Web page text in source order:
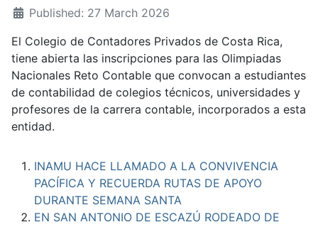
Published: 27 March 2026
El Colegio de Contadores Privados de Costa Rica,
tiene abierta las inscripciones para las Olimpiadas
Nacionales Reto Contable que convocan a estudiantes
de contabilidad de colegios técnicos, universidades y
profesores de la carrera contable, incorporados a esta
entidad.
INAMU HACE LLAMADO A LA CONVIVENCIA
PACÍFICA Y RECUERDA RUTAS DE APOYO
DURANTE SEMANA SANTA
EN SAN ANTONIO DE ESCAZÚ RODEADO DE